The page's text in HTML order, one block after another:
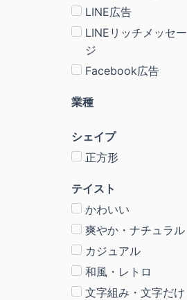
LINE広告
LINEリッチメッセー
ジ
Facebook広告
業種
シェイプ
正方形
テイスト
かわいい
爽やか・ナチュラル
カジュアル
和風・レトロ
文字組み・文字だけ